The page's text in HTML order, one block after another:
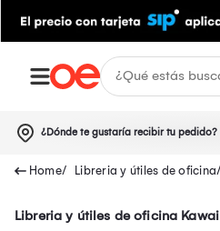
¿Dónde te gustaría recibir tu pedido?
Libreria y útiles de oficina
Libreria y útiles de oficina Kawai